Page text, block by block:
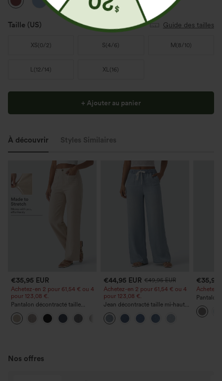
Taille (US) Guide des tailles
XS(0/2) S(4/6) M (8/10)
L(12/14) XL(16)
+ Ajouter au panier
À découvrir Styles Similaires
€35,95 EUR
Achetez-en 2 pour 61,54 € ou 4
pour 123,08 €.
Pantalon décontracté taille
haute à jambe droite, effet lin,
avec poches
€44,95 EUR €49,95 EUR
Achetez-en 2 pour 61,54 € ou 4
pour 123,08 €.
Jean décontracté taille mi‑haute,
à cordon de serrage, avec
poches
€35,95
Achetez-
Pantalon
poches
Nos offres